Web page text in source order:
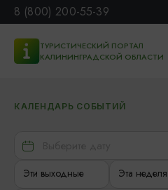
8 (800) 200-55-39
ТУРИСТИЧЕСКИЙ ПОРТАЛ
КАЛИНИНГРАДСКОЙ ОБЛАСТИ
КАЛЕНДАРЬ СОБЫТИЙ
Эти выходные Эта неделя